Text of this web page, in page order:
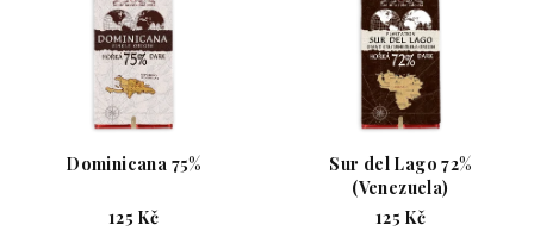
Dominicana 75%
125 Kč
Sur del Lago 72%
(Venezuela)
125 Kč